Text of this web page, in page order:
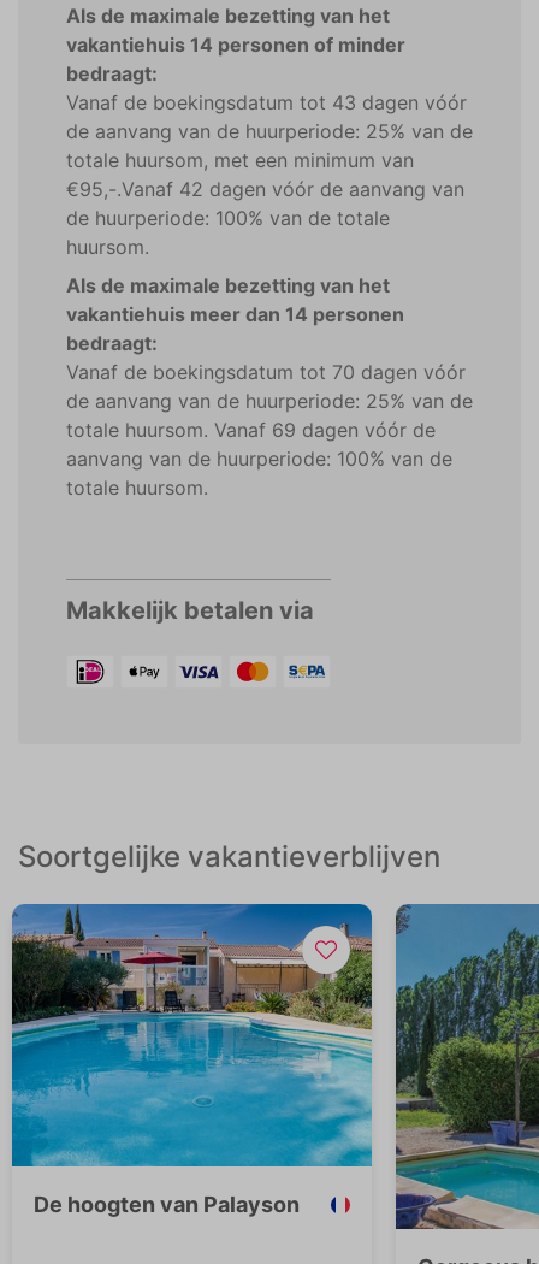
Als de maximale bezetting van het
vakantiehuis 14 personen of minder
bedraagt:
Vanaf de boekingsdatum tot 43 dagen vóór
de aanvang van de huurperiode: 25% van de
totale huursom, met een minimum van
€95,-.Vanaf 42 dagen vóór de aanvang van
de huurperiode: 100% van de totale
huursom.
Als de maximale bezetting van het
vakantiehuis meer dan 14 personen
bedraagt:
Vanaf de boekingsdatum tot 70 dagen vóór
de aanvang van de huurperiode: 25% van de
totale huursom. Vanaf 69 dagen vóór de
aanvang van de huurperiode: 100% van de
totale huursom.
Makkelijk betalen via
Soortgelijke vakantieverblijven
De hoogten van Palayson